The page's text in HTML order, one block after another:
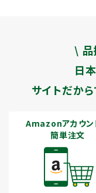
\ 品
日
サイトだか
Amazonアカウン
簡単注文